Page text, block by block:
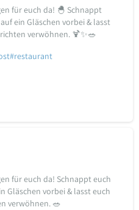
für euch da! 🐣 Schnappt
ein Gläschen vorbei & lasst
verwöhnen. 🍹✨🥗
#restaurant
für euch da! Schnappt euch
Gläschen vorbei & lasst euch
verwöhnen. 🥗